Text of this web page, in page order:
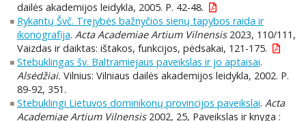
dailės akademijos leidykla, 2005. P. 42-48.
Rykantų Švč. Trejybės bažnyčios sienų tapybos raida ir
ikonografija. Acta Academiae Artium Vilnensis2023, 110/111,
Vaizdas ir daiktas: ištakos, funkcijos, pėdsakai, 121-175.
Stebuklingas šv. Baltramiejaus paveikslas ir jo aptaisai.
Alsėdžiai. Vilnius: Vilniaus dailės akademijos leidykla, 2002. P.
89-92, 351.
Stebuklingi Lietuvos dominikonų provincijos paveikslai. Acta
Academiae Artium Vilnensis2002, 25, Paveikslas ir knyga :